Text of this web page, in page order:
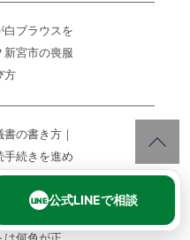
白ブラウスを
新宮市の喪服
方
の書き方｜
手続きを進め
LINE公式LINEで相談